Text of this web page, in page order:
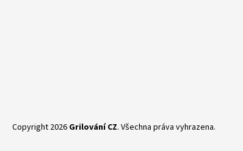
Copyright 2026 Grilování CZ. Všechna práva vyhrazena.